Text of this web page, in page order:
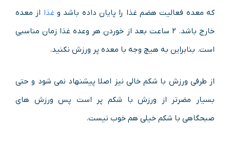
که معده فعالیت هضم غذا را پایان داده باشد و غذا از معده
خارج باشد. ۲ ساعت بعد از خوردن هر وعده غذا زمان مناسبی
است. بنابراین به هیچ وجه با معده پر ورزش نکنید.
از طرفی ورزش با شکم خالی نیز اصلا پیشنهاد نمی شود و حتی
بسیار مضرتر از ورزش با شکم پر است پس ورزش های
صبحگاهی با شکم خیلی هم خوب نیست.